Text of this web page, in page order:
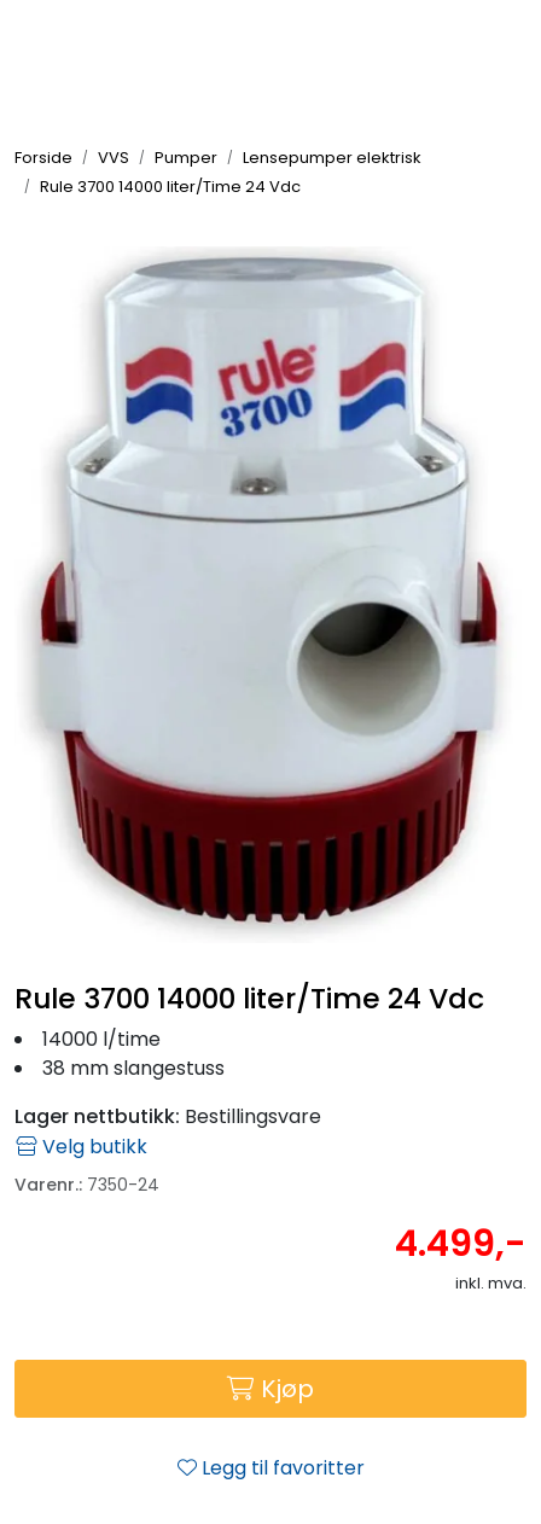
Forside VVS Pumper
Lensepumper elektrisk
Rule 3700 14000 liter/Time 24 Vdc
Rule 3700 14000 liter/Time 24 Vdc
14000 l/time
38 mm slangestuss
Lager nettbutikk: Bestillingsvare
Velg butikk
Varenr.: 7350-24
4.499,-
inkl. mva.
Kjøp
Legg til favoritter
Elektrisk
Bygg/Innredning
Motor/Styring
Fritid/Sikkerhet
Seil
Outlet
Kampanje